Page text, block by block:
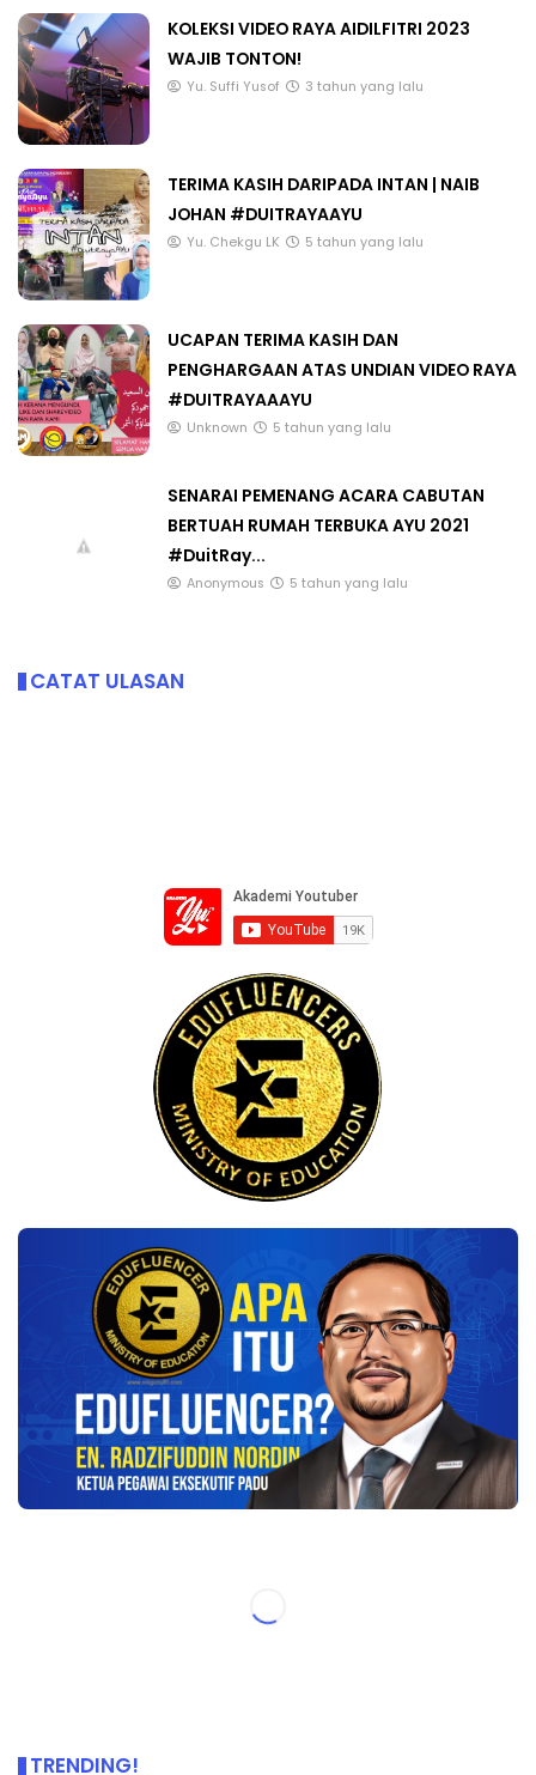
KOLEKSI VIDEO RAYA AIDILFITRI 2023
WAJIB TONTON!
Yu. Suffi Yusof 3 tahun yang lalu
TERIMA KASIH DARIPADA INTAN | NAIB
JOHAN #DUITRAYAAYU
Yu. Chekgu LK 5 tahun yang lalu
UCAPAN TERIMA KASIH DAN
PENGHARGAAN ATAS UNDIAN VIDEO RAYA
#DUITRAYAAAYU
Unknown 5 tahun yang lalu
SENARAI PEMENANG ACARA CABUTAN
BERTUAH RUMAH TERBUKA AYU 2021
#DuitRay...
Anonymous 5 tahun yang lalu
CATAT ULASAN
TRENDING!